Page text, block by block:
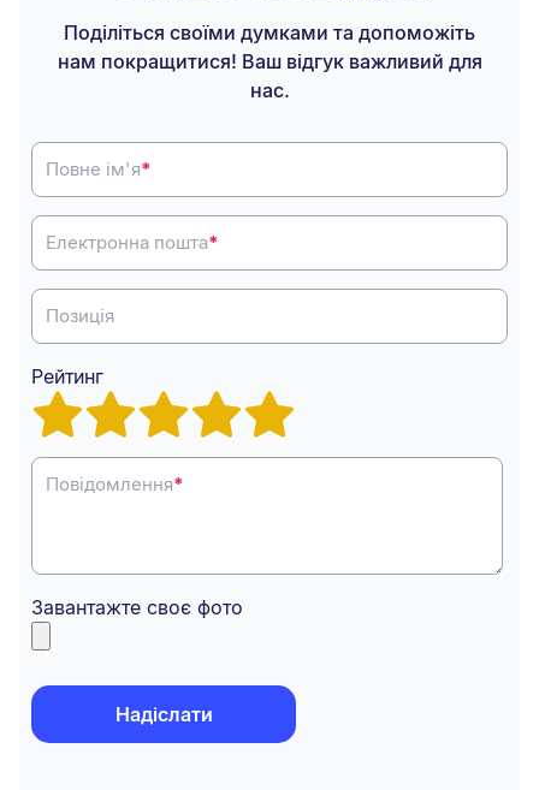
Поділіться своїми думками та допоможіть
нам покращитися! Ваш відгук важливий для
нас.
Повне ім'я*
Електронна пошта*
Позиція
Рейтинг
Повідомлення*
Завантажте своє фото
Надіслати